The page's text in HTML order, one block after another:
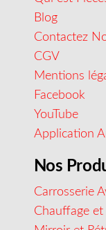
Blog
Contactez
CGV
Mentions
Facebook
YouTube
Application
Nos
Carrosserie
Chauffage